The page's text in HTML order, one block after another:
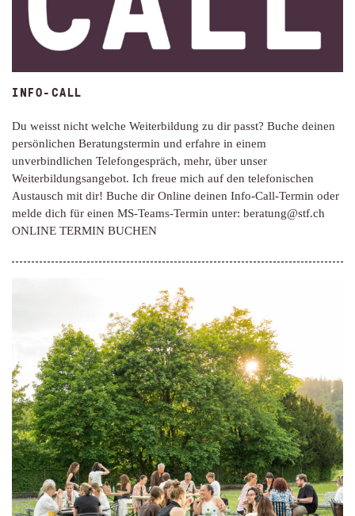
INFO-CALL
Du weisst nicht welche Weiterbildung zu dir passt? Buche deinen
persönlichen Beratungstermin und erfahre in einem
unverbindlichen Telefongespräch, mehr, über unser
Weiterbildungsangebot. Ich freue mich auf den telefonischen
Austausch mit dir! Buche dir Online deinen Info-Call-Termin oder
melde dich für einen MS-Teams-Termin unter: beratung@stf.ch
ONLINE TERMIN BUCHEN